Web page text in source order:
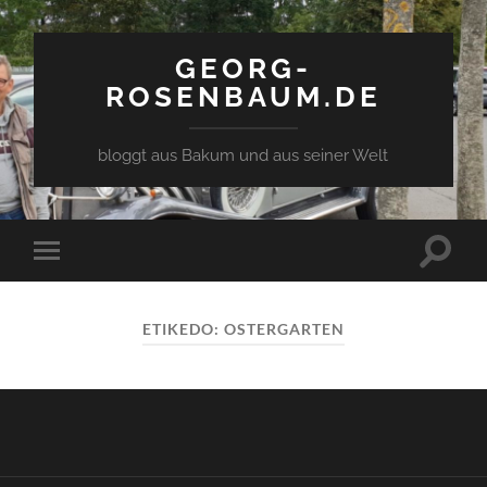
GEORG-
ROSENBAUM.DE
bloggt aus Bakum und aus seiner Welt
Toggle
mobile
Toggle
ETIKEDO: OSTERGARTEN